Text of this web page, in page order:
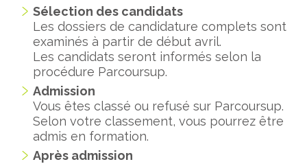
Sélection des candidats
Les dossiers de candidature complets sont
examinés à partir de début avril.
Les candidats seront informés selon la
procédure Parcoursup.
Admission
Vous êtes classé ou refusé sur Parcoursup.
Selon votre classement, vous pourrez être
admis en formation.
Après admission